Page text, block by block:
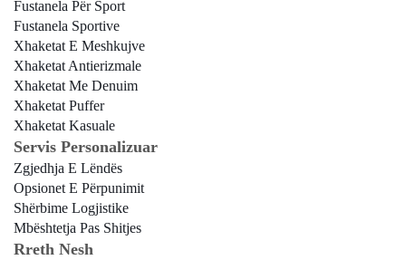
Fustanela Për Sport
Fustanela Sportive
Xhaketat E Meshkujve
Xhaketat Antierizmale
Xhaketat Me Denuim
Xhaketat Puffer
Xhaketat Kasuale
Servis Personalizuar
Zgjedhja E Lëndës
Opsionet E Përpunimit
Shërbime Logjistike
Mbështetja Pas Shitjes
Rreth Nesh